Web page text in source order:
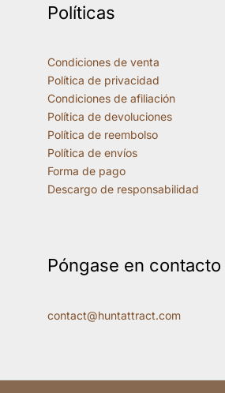
Políticas
Condiciones de venta
Política de privacidad
Condiciones de afiliación
Política de devoluciones
Política de reembolso
Política de envíos
Forma de pago
Descargo de responsabilidad
Póngase en
contact@huntattract.com